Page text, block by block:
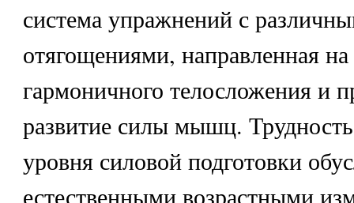
система упражнений с
отягощениями, направленная
гармоничного телосложения и
развитие силы мышц.
уровня силовой подготовки
естественными возрастными